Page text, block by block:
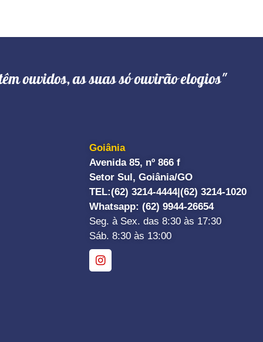
ouvidos, as suas só ouvirão elogios"
Goiânia
Avenida 85, nº 866 f
Setor Sul, Goiânia/GO
TEL:(62) 3214-4444|(62) 3214-1020
Whatsapp: (62) 9944-26654
Seg. à Sex. das 8:30 às 17:30
Sáb. 8:30 às 13:00